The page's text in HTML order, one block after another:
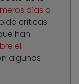
días a
críticas
han
el
algunos